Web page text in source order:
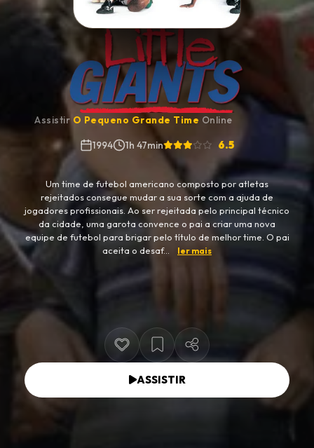
Assistir O Pequeno Grande Time Online
1994
1h 47min 6.5
Um time de futebol americano composto por atletas
rejeitados consegue mudar a sua sorte com a ajuda de
jogadores profissionais. Ao ser rejeitada pelo principal técnico
da cidade, uma garota convence o pai a criar uma nova
equipe de futebol para brigar pelo título de melhor time. O pai
aceita o desaf...
ler mais
ASSISTIR